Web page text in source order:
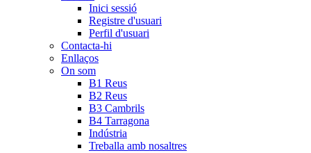
Inici sessió
Registre d'usuari
Perfil d'usuari
Contacta-hi
Enllaços
On som
B1 Reus
B2 Reus
B3 Cambrils
B4 Tarragona
Indústria
Treballa amb nosaltres